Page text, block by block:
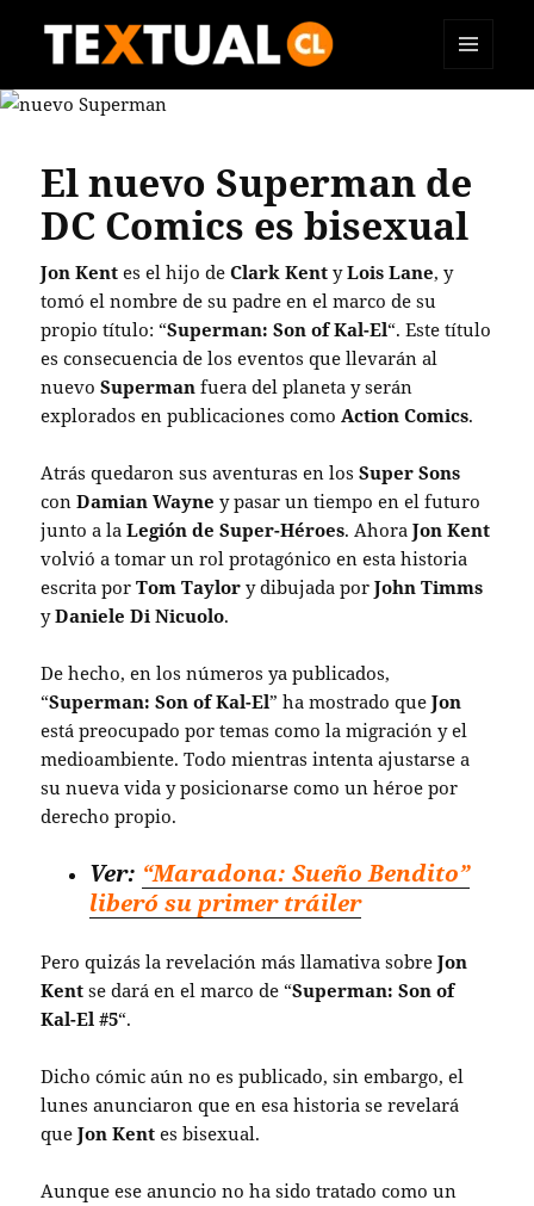
TEXTUAL
El nuevo Superman de
DC Comics es bisexual
Jon Kent es el hijo deClark Kent yLois Lane, y
tomó el nombre de su padre en el marco de su
propio título: “Superman: Son of Kal-El“. Este título
es consecuencia de los eventos que llevarán al
nuevoSuperman fuera del planeta y serán
explorados en publicaciones comoAction Comics.
Atrás quedaron sus aventuras en losSuper Sons
conDamian Wayne y pasar un tiempo en el futuro
junto a laLegión de Super-Héroes. AhoraJon Kent
volvió a tomar un rol protagónico en esta historia
escrita porTom Taylor y dibujada porJohn Timms
yDaniele Di Nicuolo.
De hecho, en los números ya publicados,
“Superman: Son of Kal-El” ha mostrado queJon
está preocupado por temas como la migración y el
medioambiente. Todo mientras intenta ajustarse a
su nueva vida y posicionarse como un héroe por
derecho propio.
Ver: “Maradona: Sueño Bendito”
liberó su primer tráiler
Pero quizás la revelación más llamativa sobreJon
Kent se dará en el marco de “Superman: Son of
Kal-El #5“.
Dicho cómic aún no es publicado, sin embargo, el
lunes anunciaron que en esa historia se revelará
queJon Kent es bisexual.
Aunque ese anuncio no ha sido tratado como un